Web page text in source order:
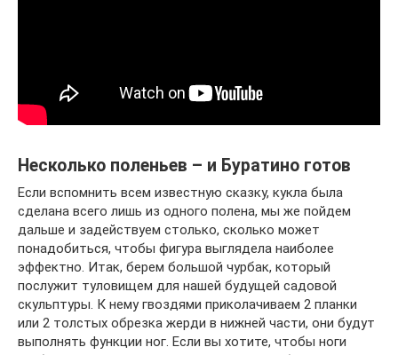
Несколько поленьев – и Буратино готов
Если вспомнить всем известную сказку, кукла была
сделана всего лишь из одного полена, мы же пойдем
дальше и задействуем столько, сколько может
понадобиться, чтобы фигура выглядела наиболее
эффектно. Итак, берем большой чурбак, который
послужит туловищем для нашей будущей садовой
скульптуры. К нему гвоздями приколачиваем 2 планки
или 2 толстых обрезка жерди в нижней части, они будут
выполнять функции ног. Если вы хотите, чтобы ноги